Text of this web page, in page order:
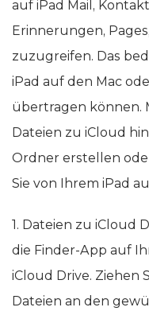
auf iPad Mail,
Erinnerungen,
zuzugreifen. Das
iPad auf den Mac
übertragen können.
Dateien zu iCloud
Ordner erstellen
Sie von Ihrem iPad
1. Dateien zu iCloud
die Finder-App auf
iCloud Drive. Ziehen
Dateien an den